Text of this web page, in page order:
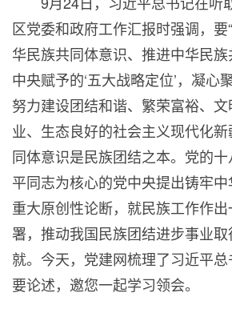
区党委和政府工作汇报时强调，要
华民族共同体意识、推进中华民
中央赋予的‘五大战略定位’，凝心
努力建设团结和谐、繁荣富裕、
业、生态良好的社会主义现代化
同体意识是民族团结之本。党的
平同志为核心的党中央提出铸牢
重大原创性论断，就民族工作作
署，推动我国民族团结进步事业
就。今天，党建网梳理了习近平
要论述，邀您一起学习领会。